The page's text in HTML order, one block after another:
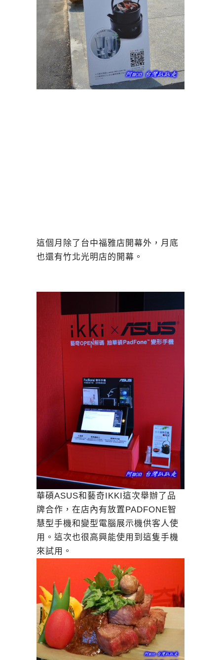
這個月除了台中福雅店開幕外，月底
也還有竹北光明店的開幕。
華碩ASUS和藝奇IKKI這次舉辦了品
牌合作，在店內有放置PADFONE智
慧型手機和變型電腦展示機供客人使
用。這次也很高興能使用到這隻手機
來試用。